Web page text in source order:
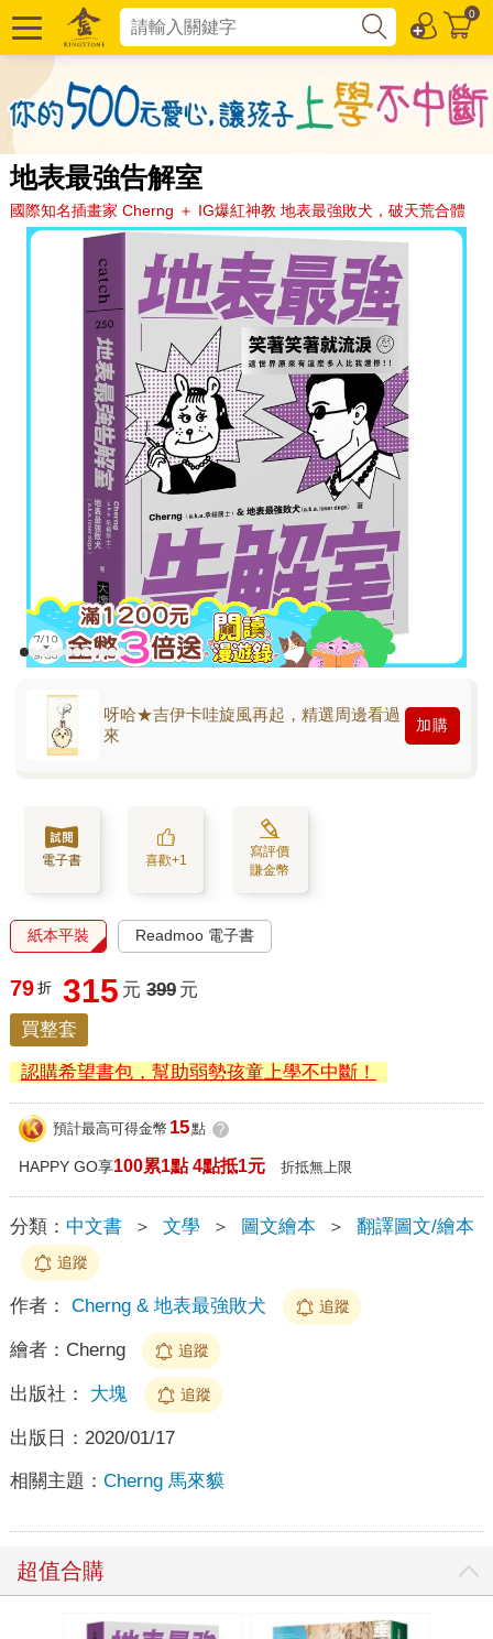
0
地表最強告解室
國際知名插畫家 Cherng ＋ IG爆紅神教 地表最強敗犬，破天荒合體
呀哈★吉伊卡哇旋風再起，精選周邊看過
來
加購
電子書 喜歡+1
寫評價
賺金幣
紙本平裝 Readmoo 電子書
79 折 315 元 399 元
買整套
認購希望書包，幫助弱勢孩童上學不中斷！
預計最高可得金幣 15點 ?
HAPPY GO享100累1點 4點抵1元 折抵無上限
分類： 中文書 ＞ 文學 ＞ 圖文繪本 ＞ 翻譯圖文/繪本
追蹤
作者： Cherng & 地表最強敗犬 追蹤
繪者： Cherng 追蹤
出版社： 大塊 追蹤
出版日： 2020/01/17
相關主題： Cherng 馬來貘
超值合購